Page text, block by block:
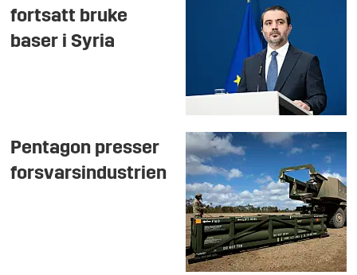
fortsatt bruke
baser i Syria
Pentagon presser
forsvarsindustrien